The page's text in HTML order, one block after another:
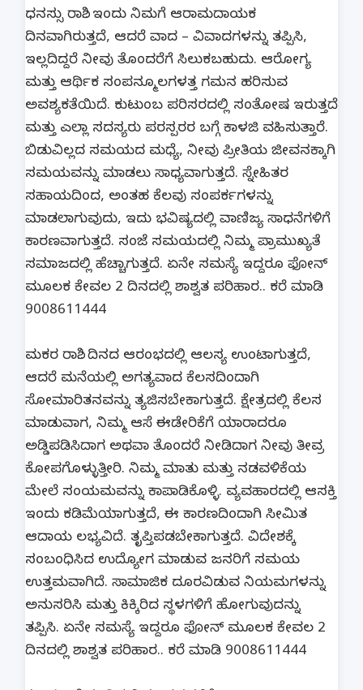
ಧನಸ್ಸು ರಾಶಿ.. ಇಂದು ನಿಮಗೆ ಆರಾಮದಾಯಕ
ದಿನವಾಗಿರುತ್ತದೆ, ಆದರೆ ವಾದ – ವಿವಾದಗಳನ್ನು ತಪ್ಪಿಸಿ,
ಇಲ್ಲದಿದ್ದರೆ ನೀವು ತೊಂದರೆಗೆ ಸಿಲುಕಬಹುದು. ಆರೋಗ್ಯ
ಮತ್ತು ಆರ್ಥಿಕ ಸಂಪನ್ಮೂಲಗಳತ್ತ ಗಮನ ಹರಿಸುವ
ಅವಶ್ಯಕತೆಯಿದೆ. ಕುಟುಂಬ ಪರಿಸರದಲ್ಲಿ ಸಂತೋಷ ಇರುತ್ತದೆ
ಮತ್ತು ಎಲ್ಲಾ ಸದಸ್ಯರು ಪರಸ್ಪರರ ಬಗ್ಗೆ ಕಾಳಜಿ ವಹಿಸುತ್ತಾರೆ.
ಬಿಡುವಿಲ್ಲದ ಸಮಯದ ಮಧ್ಯೆ, ನೀವು ಪ್ರೀತಿಯ ಜೀವನಕ್ಕಾಗಿ
ಸಮಯವನ್ನು ಮಾಡಲು ಸಾಧ್ಯವಾಗುತ್ತದೆ. ಸ್ನೇಹಿತರ
ಸಹಾಯದಿಂದ, ಅಂತಹ ಕೆಲವು ಸಂಪರ್ಕಗಳನ್ನು
ಮಾಡಲಾಗುವುದು, ಇದು ಭವಿಷ್ಯದಲ್ಲಿ ವಾಣಿಜ್ಯ ಸಾಧನೆಗಳಿಗೆ
ಕಾರಣವಾಗುತ್ತದೆ. ಸಂಜೆ ಸಮಯದಲ್ಲಿ ನಿಮ್ಮ ಪ್ರಾಮುಖ್ಯತೆ
ಸಮಾಜದಲ್ಲಿ ಹೆಚ್ಚಾಗುತ್ತದೆ. ಏನೇ ಸಮಸ್ಯೆ ಇದ್ದರೂ ಫೋನ್
ಮೂಲಕ ಕೇವಲ 2 ದಿನದಲ್ಲಿ ಶಾಶ್ವತ ಪರಿಹಾರ.. ಕರೆ ಮಾಡಿ
9008611444
ಮಕರ ರಾಶಿ.. ದಿನದ ಆರಂಭದಲ್ಲಿ ಆಲಸ್ಯ ಉಂಟಾಗುತ್ತದೆ,
ಆದರೆ ಮನೆಯಲ್ಲಿ ಅಗತ್ಯವಾದ ಕೆಲಸದಿಂದಾಗಿ
ಸೋಮಾರಿತನವನ್ನು ತ್ಯಜಿಸಬೇಕಾಗುತ್ತದೆ. ಕ್ಷೇತ್ರದಲ್ಲಿ ಕೆಲಸ
ಮಾಡುವಾಗ, ನಿಮ್ಮ ಆಸೆ ಈಡೇರಿಕೆಗೆ ಯಾರಾದರೂ
ಅಡ್ಡಿಪಡಿಸಿದಾಗ ಅಥವಾ ತೊಂದರೆ ನೀಡಿದಾಗ ನೀವು ತೀವ್ರ
ಕೋಪಗೊಳ್ಳುತ್ತೀರಿ. ನಿಮ್ಮ ಮಾತು ಮತ್ತು ನಡವಳಿಕೆಯ
ಮೇಲೆ ಸಂಯಮವನ್ನು ಕಾಪಾಡಿಕೊಳ್ಳಿ. ವ್ಯವಹಾರದಲ್ಲಿ ಆಸಕ್ತಿ
ಇಂದು ಕಡಿಮೆಯಾಗುತ್ತದೆ, ಈ ಕಾರಣದಿಂದಾಗಿ ಸೀಮಿತ
ಆದಾಯ ಲಭ್ಯವಿದೆ. ತೃಪ್ತಿಪಡಬೇಕಾಗುತ್ತದೆ. ವಿದೇಶಕ್ಕೆ
ಸಂಬಂಧಿಸಿದ ಉದ್ಯೋಗ ಮಾಡುವ ಜನರಿಗೆ ಸಮಯ
ಉತ್ತಮವಾಗಿದೆ. ಸಾಮಾಜಿಕ ದೂರವಿಡುವ ನಿಯಮಗಳನ್ನು
ಅನುಸರಿಸಿ ಮತ್ತು ಕಿಕ್ಕಿರಿದ ಸ್ಥಳಗಳಿಗೆ ಹೋಗುವುದನ್ನು
ತಪ್ಪಿಸಿ. ಏನೇ ಸಮಸ್ಯೆ ಇದ್ದರೂ ಫೋನ್ ಮೂಲಕ ಕೇವಲ 2
ದಿನದಲ್ಲಿ ಶಾಶ್ವತ ಪರಿಹಾರ.. ಕರೆ ಮಾಡಿ 9008611444